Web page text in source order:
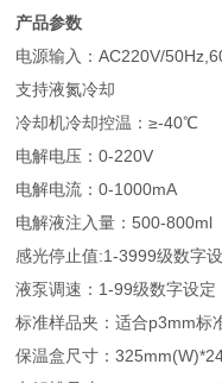
产品参数
电源输入：AC220V/
支持液氮冷却
冷却机冷却控温：≥-40℃
电解电压：0-220V
电解电流：0-1000mA
电解液注入量：500-800ml
感光停止值:1-3999级数字
液泵调速：1-99级数字设定
标准样品夹：适合p3mm标
保温盒尺寸：